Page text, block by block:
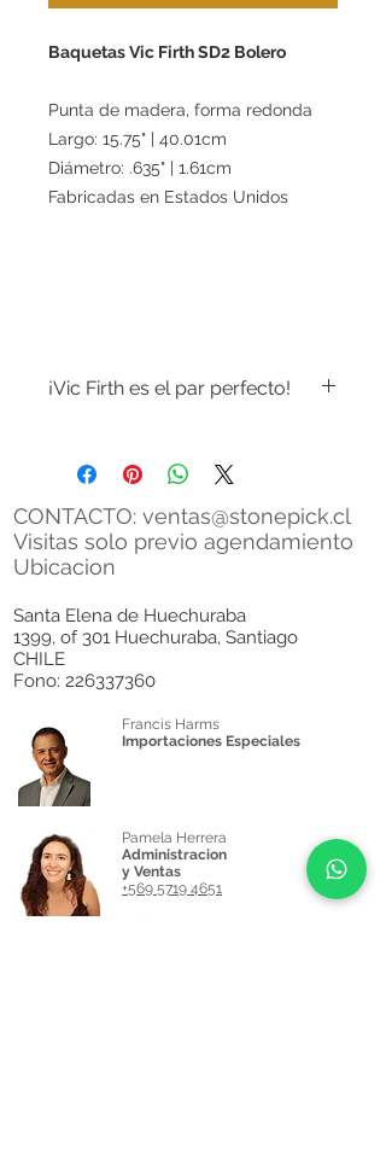
Baquetas Vic Firth SD2 Bolero
Punta de madera, forma redonda
Largo: 15.75" | 40.01cm
Diámetro: .635" | 1.61cm
Fabricadas en Estados Unidos
¡Vic Firth es el par perfecto!
Las baquetas de Vic Firth son la
elección de los mejores músicos en
todo tipo de géneros. Ya sea que
toque rock, jazz, country, pop u otros
Desde sus métodos de fabricación y
combinación de precisión hasta su
increíble gama de productos, Vic
Firth ofrece una calidad en la que
toques.
CONTACTO: ventas@stonepick.cl
Visitas solo previo agendamiento
Ubicacion
Santa Elena de Huechuraba
1399, of 301 Huechuraba, Santiago
CHILE
Fono: 226337360
Francis Harms
Importaciones Especiales
Pamela Herrera
Administracion
y Ventas
+569 5719 4651